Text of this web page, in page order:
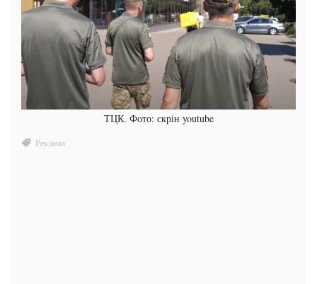
ТЦК. Фото: скрін youtube